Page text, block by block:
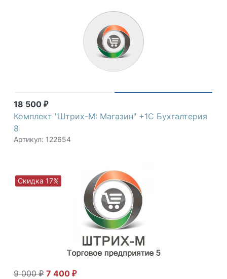
18 500 ₽
Комплект "Штрих-М: Магазин" +1С Бухгалтерия
8
Артикул: 122654
9 000₽ 7 400 ₽
Скидка 17%